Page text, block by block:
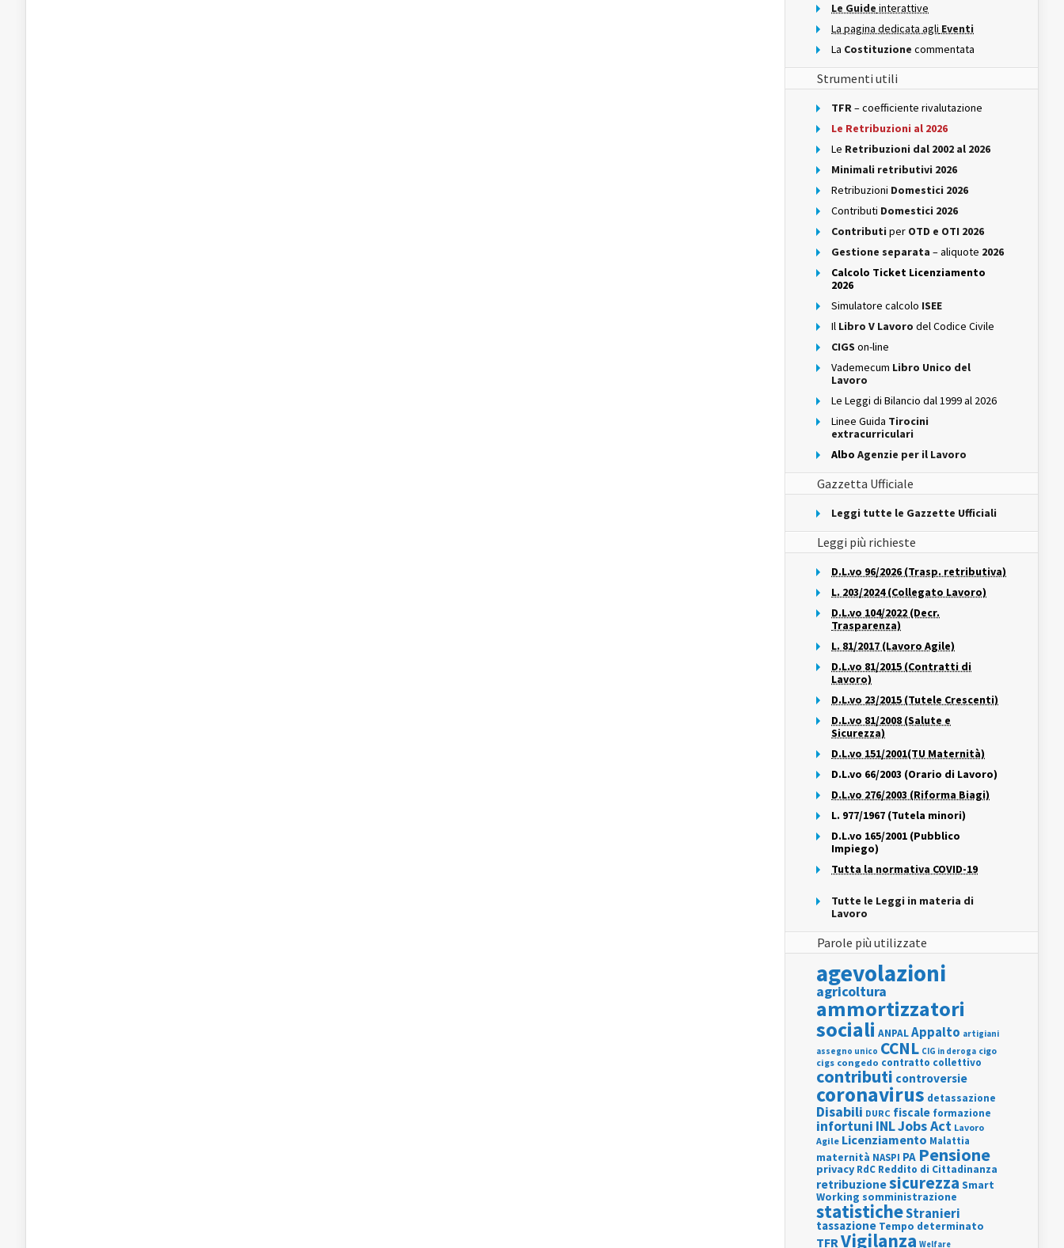
Le Guide interattive
La pagina dedicata agli Eventi
La Costituzione commentata
Strumenti utili
TFR– coefficiente rivalutazione
Le Retribuzioni al 2026
Le Retribuzioni dal 2002 al 2026
Minimali retributivi 2026
Retribuzioni Domestici 2026
Contributi Domestici 2026
Contributi per OTD e OTI 2026
Gestione separata – aliquote 2026
Calcolo Ticket Licenziamento
2026
Simulatore calcolo ISEE
Il Libro V Lavoro del Codice Civile
CIGS on-line
Vademecum Libro Unico del
Lavoro
Le Leggi di Bilancio dal 1999 al 2026
Linee Guida Tirocini
extracurriculari
Albo Agenzie per il Lavoro
Gazzetta Ufficiale
Leggi tutte le Gazzette Ufficiali
Leggi più richieste
D.L.vo 96/2026 (Trasp. retributiva)
L. 203/2024 (Collegato Lavoro)
D.L.vo 104/2022 (Decr.
Trasparenza)
L. 81/2017 (Lavoro Agile)
D.L.vo 81/2015 (Contratti di
Lavoro)
D.L.vo 23/2015 (Tutele Crescenti)
D.L.vo 81/2008 (Salute e
Sicurezza)
D.L.vo 151/2001(TU Maternità)
D.L.vo 66/2003 (Orario di Lavoro)
D.L.vo 276/2003 (Riforma Biagi)
L. 977/1967 (Tutela minori)
D.L.vo 165/2001 (Pubblico
Impiego)
Tutta la normativa COVID-19
Tutte le Leggi in materia di
Lavoro
Parole più utilizzate
agevolazioni
agricoltura
ammortizzatori
sociali ANPALAppalto artigiani
assegno unico CCNL CIG in deroga cigo
cigs congedo contratto collettivo
contributi controversie
coronavirus detassazione
Disabili DURC fiscale formazione
infortuni INLJobs Act Lavoro
Agile Licenziamento Malattia
maternità NASPI PA Pensione
privacy RdC Reddito di Cittadinanza
retribuzionesicurezza Smart
Working somministrazione
statisticheStranieri
tassazione Tempo determinato
TFRVigilanza Welfare